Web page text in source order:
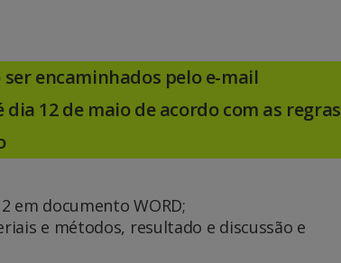
encaminhados pelo e-mail
12 de maio de acordo com as regras
em documento WORD;
e métodos, resultado e discussão e